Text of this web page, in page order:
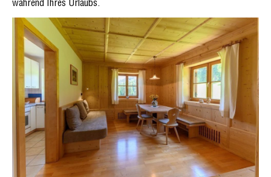
während Ihres Urlaubs.